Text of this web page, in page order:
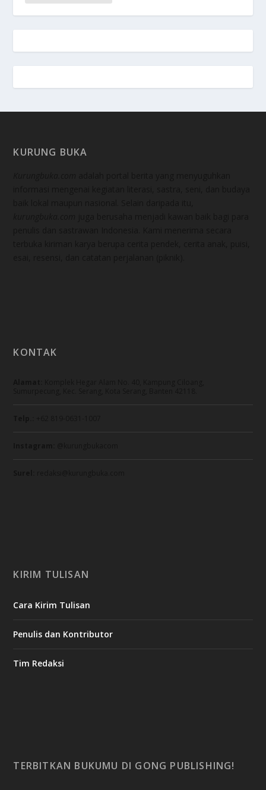
KURUNG BUKA
KONTAK
KIRIM TULISAN
Cara Kirim Tulisan
Penulis dan Kontributor
Tim Redaksi
TERBITKAN BUKUMU DI GONG PUBLISHING!